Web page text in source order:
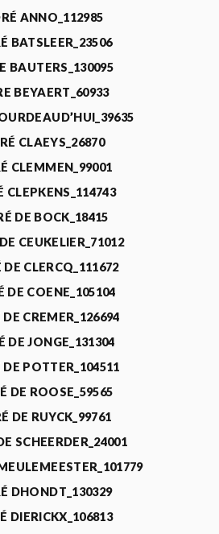
ANNO_112985
BATSLEER_23506
BAUTERS_130095
BEYAERT_60933
CLAEYS_26870
CLEMMEN_99001
CLEPKENS_114743
DE BOCK_18415
CEUKELIER_71012
DE CLERCQ_111672
DE COENE_105104
CREMER_126694
DE JONGE_131304
POTTER_104511
DE ROOSE_59565
DE RUYCK_99761
SCHEERDER_24001
DHONDT_130329
DIERICKX_106813